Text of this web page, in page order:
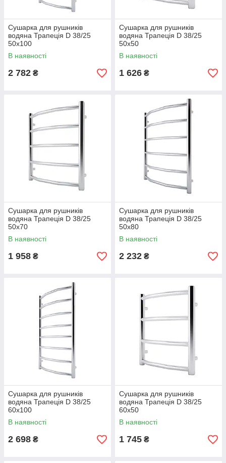
Сушарка для рушників
водяна Трапеція D 38/25
50х100
В наявності
2 782 ₴
Сушарка для рушників
водяна Трапеція D 38/25
50х50
В наявності
1 626 ₴
Сушарка для рушників
водяна Трапеція D 38/25
50х70
В наявності
1 958 ₴
Сушарка для рушників
водяна Трапеція D 38/25
50х80
В наявності
2 232 ₴
Сушарка для рушників
водяна Трапеція D 38/25
60х100
В наявності
2 698 ₴
Сушарка для рушників
водяна Трапеція D 38/25
60х50
В наявності
1 745 ₴